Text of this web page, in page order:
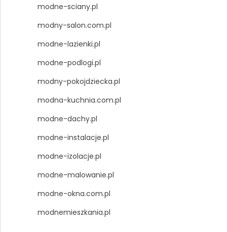
modne-sciany.pl
modny-salon.com.pl
modne-lazienki.pl
modne-podlogi.pl
modny-pokojdziecka.pl
modna-kuchnia.com.pl
modne-dachy.pl
modne-instalacje.pl
modne-izolacje.pl
modne-malowanie.pl
modne-okna.com.pl
modnemieszkania.pl